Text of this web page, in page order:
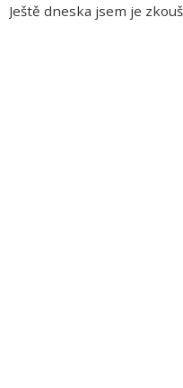
Ještě dneska jsem je